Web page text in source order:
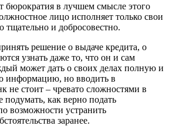
бюрократия в лучшем смысле этого
лицо исполняет только свои
тщательно и добросовестно.
решение о выдаче кредита, о
узнать даже то, что он и сам
может дать о своих делах полную и
но вводить в
не стоит – чревато сложностями в
как верно подать
возможности устранить
заранее.